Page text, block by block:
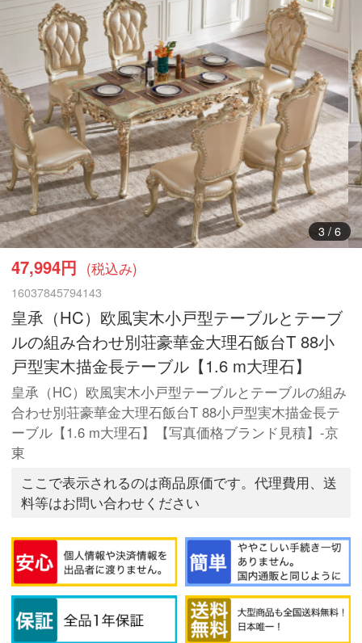
3/ 6
47,994円 (税込み)
16037845794143
皇承（HC）欧風実木小戸型テーブルとテーブ
ルの組み合わせ別荘豪華金大理石飯台T 88小
戸型実木描金長テーブル【1.6 m大理石】
皇承（HC）欧風実木小戸型テーブルとテーブルの組み
合わせ別荘豪華金大理石飯台T 88小戸型実木描金長テ
ーブル【1.6 m大理石】【写真価格ブランド見積】-京
東
ここで表示されるのは商品原価です。代理費用、送
料等はお問い合わせください